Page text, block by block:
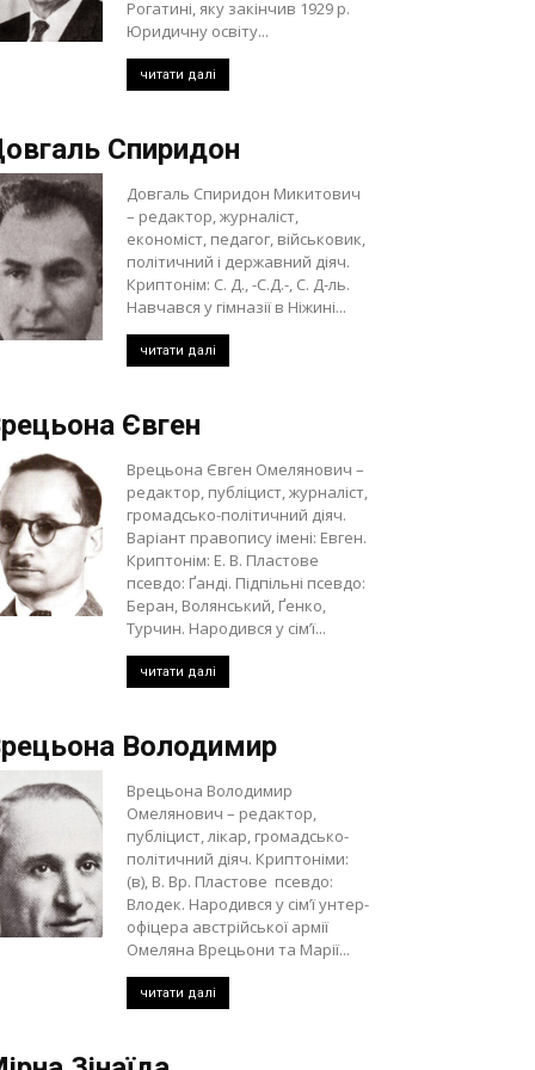
Рогатині, яку закінчив 1929 р.
Юридичну освіту...
читати далі
Спиридон
Довгаль Спиридон Микитович
– редактор, журналіст,
економіст, педагог, військовик,
політичний і державний діяч.
Криптонім: С. Д., -С.Д.-, С. Д-ль.
Навчався у гімназії в Ніжині...
читати далі
Євген
Врецьона Євген Омелянович –
редактор, публіцист, журналіст,
громадсько-політичний діяч.
Варіант правопису імені: Евген.
Криптонім: Е. В. Пластове
псевдо: Ґанді. Підпільні псевдо:
Беран, Волянський, Ґенко,
Турчин. Народився у сім’ї...
читати далі
Володимир
Врецьона Володимир
Омелянович – редактор,
публіцист, лікар, громадсько-
політичний діяч. Криптоніми:
(в), В. Вр. Пластове псевдо:
Влодек. Народився у сім’ї унтер-
офіцера австрійської армії
Омеляна Врецьони та Марії...
читати далі